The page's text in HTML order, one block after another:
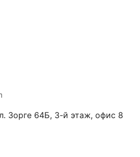
Зорге 64Б, 3-й этаж, офис 8